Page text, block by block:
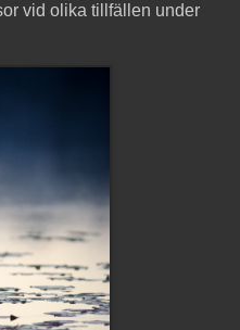
vid olika tillfällen under